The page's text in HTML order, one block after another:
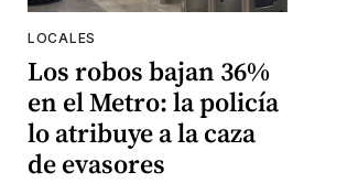
LOCALES
Los robos bajan 36%
en el Metro: la policía
lo atribuye a la caza
de evasores